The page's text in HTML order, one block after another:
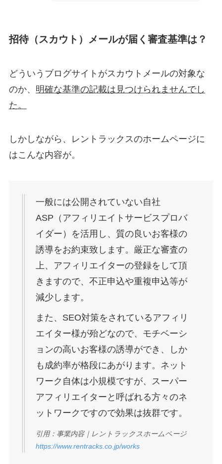
招待（スカウト）メールが届く審査基準は？
どういうブログサイトがスカウトメールの対象な
のか、 明確な基準の記載は見つけられませんでし
た。
しかしながら、レントラックスのホームページに
はこんな内容が。
一般には公開されていない自社
ASP（アフィリエイトサービスプロバ
イダー）を活用し、質の良いお客様の
誘導をお約束致します。厳正な審査の
上、アフィリエイターの登録をして頂
きますので、不正申込や重複申込等が
減少します。
また、SEO対策をされているアフィリ
エイター様が殆どなので、モチベーシ
ョンの高いお客様の誘導ができ、しか
も成約率が格段にあがります。ネット
ワーク自体は小規模ですが、スーパー
アフィリエイターと呼ばれる方々のネ
ットワークですので効果は抜群です。
引用：事業内容｜レントラックスホームページ
https://www.rentracks.co.jp/works